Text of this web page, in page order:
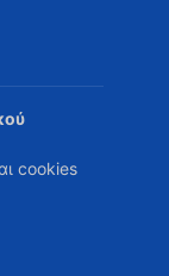
cookies